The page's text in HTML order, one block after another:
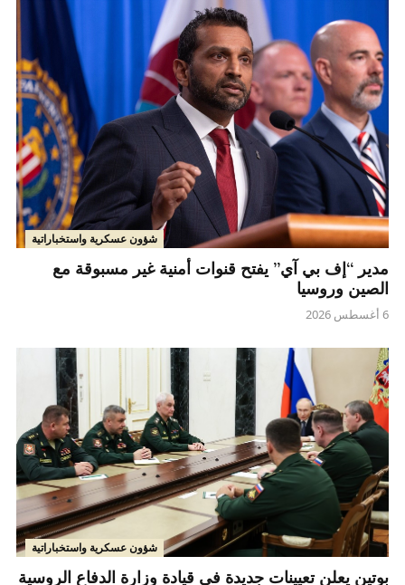
شؤون عسكرية واستخباراتية
مدير “إف بي آي” يفتح قنوات أمنية غير مسبوقة مع
الصين وروسيا
6 أغسطس 2026
شؤون عسكرية واستخباراتية
بوتين يعلن تعيينات جديدة في قيادة وزارة الدفاع الروسية